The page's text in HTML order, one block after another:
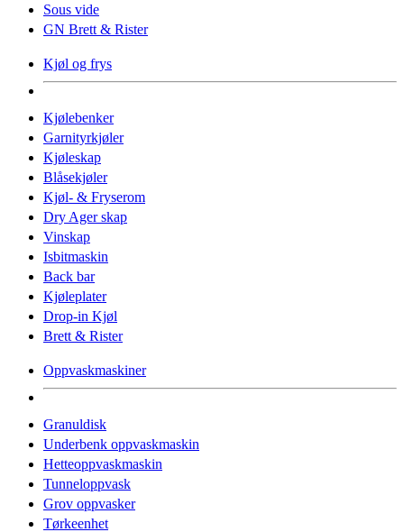
Sous vide
GN Brett & Rister
Kjøl og frys
Kjølebenker
Garnityrkjøler
Kjøleskap
Blåsekjøler
Kjøl- & Fryserom
Dry Ager skap
Vinskap
Isbitmaskin
Back bar
Kjøleplater
Drop-in Kjøl
Brett & Rister
Oppvaskmaskiner
Granuldisk
Underbenk oppvaskmaskin
Hetteoppvaskmaskin
Tunneloppvask
Grov oppvasker
Tørkeenhet